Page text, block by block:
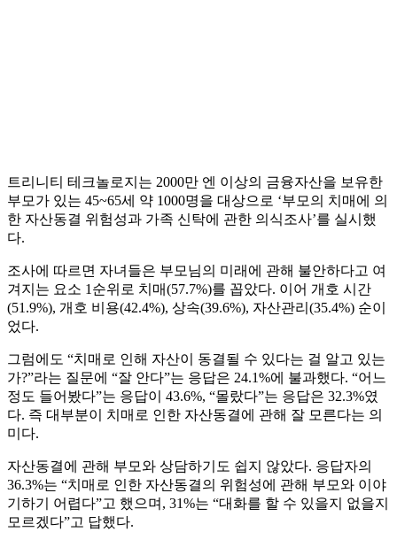
트리니티 테크놀로지는 2000만 엔 이상의 금융자산을 보유한
부모가 있는 45~65세 약 1000명을 대상으로 ‘부모의 치매에 의
한 자산동결 위험성과 가족 신탁에 관한 의식조사’를 실시했
다.
조사에 따르면 자녀들은 부모님의 미래에 관해 불안하다고 여
겨지는 요소 1순위로 치매(57.7%)를 꼽았다. 이어 개호 시간
(51.9%), 개호 비용(42.4%), 상속(39.6%), 자산관리(35.4%) 순이
었다.
그럼에도 “치매로 인해 자산이 동결될 수 있다는 걸 알고 있는
가?”라는 질문에 “잘 안다”는 응답은 24.1%에 불과했다. “어느
정도 들어봤다”는 응답이 43.6%, “몰랐다”는 응답은 32.3%였
다. 즉 대부분이 치매로 인한 자산동결에 관해 잘 모른다는 의
미다.
자산동결에 관해 부모와 상담하기도 쉽지 않았다. 응답자의
36.3%는 “치매로 인한 자산동결의 위험성에 관해 부모와 이야
기하기 어렵다”고 했으며, 31%는 “대화를 할 수 있을지 없을지
모르겠다”고 답했다.